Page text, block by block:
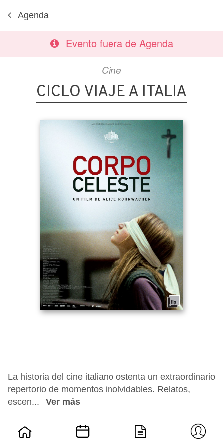
Agenda
Evento fuera de Agenda
Cine
CICLO VIAJE A ITALIA
La historia del cine italiano ostenta un extraordinario
repertorio de momentos inolvidables. Relatos,
escen...
Ver más